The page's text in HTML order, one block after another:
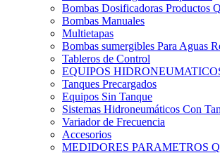
Bombas Dosificadoras Productos
Bombas Manuales
Multietapas
Bombas sumergibles Para Aguas
Tableros de Control
EQUIPOS
Tanques Precargados
Equipos Sin Tanque
Sistemas Hidroneumáticos Con
Variador de Frecuencia
Accesorios
MEDIDORES PARAMETROS